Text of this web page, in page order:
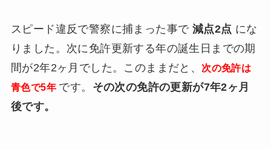
スピード違反で警察に捕まった事で 減点2点 にな
りました。次に免許更新する年の誕生日までの期
間が2年2ヶ月でした。このままだと、
次の免許は
青色で5年 です。 その次の免許の更新が7年2ヶ月
後です。